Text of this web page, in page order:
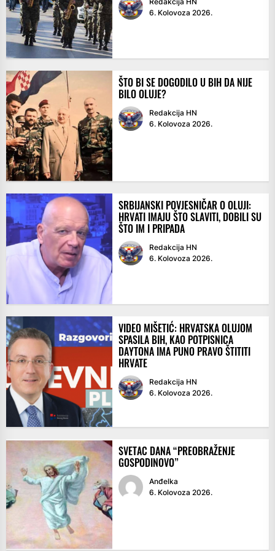
6. Kolovoza 2026.
ŠTO BI SE DOGODILO U BIH DA NIJE
BILO OLUJE?
Redakcija HN
6. Kolovoza 2026.
SRBIJANSKI POVJESNIČAR O OLUJI:
HRVATI IMAJU ŠTO SLAVITI, DOBILI SU
ŠTO IM I PRIPADA
Redakcija HN
6. Kolovoza 2026.
VIDEO MIŠETIĆ: HRVATSKA OLUJOM
SPASILA BIH, KAO POTPISNICA
DAYTONA IMA PUNO PRAVO ŠTITITI
HRVATE
Redakcija HN
6. Kolovoza 2026.
SVETAC DANA “PREOBRAŽENJE
GOSPODINOVO”
Anđelka
6. Kolovoza 2026.